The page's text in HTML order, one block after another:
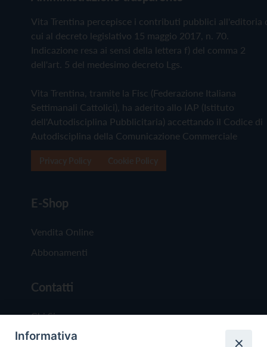
Vita Trentina percepisce i contributi pubblici all'editoria
cui al decreto legislativo 15 maggio 2017, n. 70.
Indicazione resa ai sensi della lettera f) del comma 2
dell'art. 5 del medesimo decreto Lgs.
Vita Trentina, tramite la Fisc (Federazione Italiana
Settimanali Cattolici), ha aderito allo IAP (Istituto
dell'Autodisciplina Pubblicitaria) accettando il Codice di
Autodisciplina della Comunicazione Commerciale
E-Shop
Vendita Online
Abbonamenti
Contatti
Chi Siamo
Redazione
Informativa